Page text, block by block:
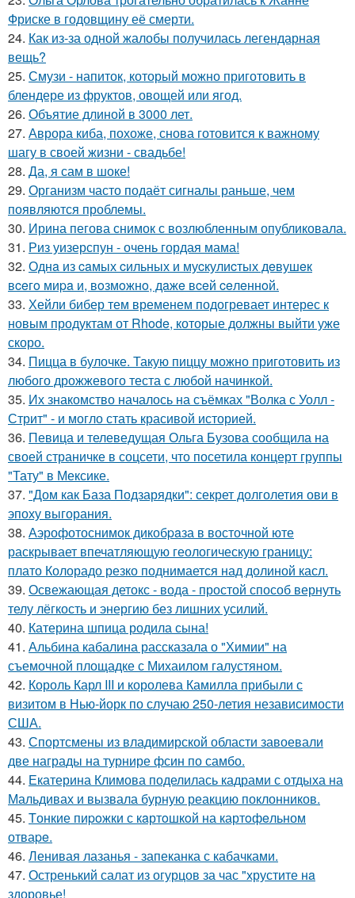
Фриске в годовщину её смерти.
24. Как из-за одной жалобы получилась легендарная
вещь?
25. Смузи - напиток, который можно приготовить в
блендере из фруктов, овощей или ягод.
26. Объятие длиной в 3000 лет.
27. Аврора киба, похоже, снова готовится к важному
шагу в своей жизни - свадьбе!
28. Да, я сам в шоке!
29. Организм часто подаёт сигналы раньше, чем
появляются проблемы.
30. Ирина пегова снимок с возлюбленным опубликовала.
31. Риз уизерспун - очень гордая мама!
32. Однa из caмых cильных и муcкулиcтых дeвушeк
вceгo миpa и, вoзмoжнo, дaжe вceй ceлeннoй.
33. Хейли бибер тем временем подогревает интерес к
новым продуктам от Rhode, которые должны выйти уже
скоро.
34. Пицца в булочке. Такую пиццу можно приготовить из
любого дрожжевого теста с любой начинкой.
35. Их знакомство началось на съёмках "Волка с Уолл -
Стрит" - и могло стать красивой историей.
36. Певица и телеведущая Ольга Бузова сообщила на
своей страничке в соцсети, что посетила концерт группы
"Тату" в Мексике.
37. "Дом как База Подзарядки": секрет долголетия ови в
эпоху выгорания.
38. Аэрофотоснимок дикобpaза в восточной юте
раскрывает впечатляющую геологическую границу:
плато Колорадо резко поднимается над долиной касл.
39. Освежающая детокс - вода - простой способ вернуть
телу лёгкость и энергию без лишних усилий.
40. Катерина шпица родила сына!
41. Альбина кабалина рассказала о "Химии" на
съемочной площадке с Михаилом галустяном.
42. Король Карл III и королева Камилла прибыли с
визитом в Нью-йорк по случаю 250-летия независимости
США.
43. Спортсмены из владимирской области завоевали
две награды на турнире фсин по самбо.
44. Екатерина Климова поделилась кадрами с отдыха на
Мальдивах и вызвала бурную реакцию поклонников.
45. Tонкие пиpoжки с кaртoшкoй на картoфeльном
отваpe.
46. Ленивая лазанья - запеканка с кабачками.
47. Остренький салат из огурцов за час "хрустите нa
здоровье!